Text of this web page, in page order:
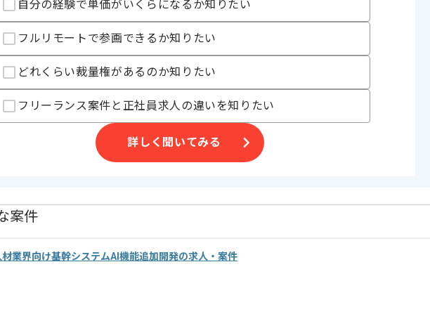
り多岐にわたる事業を
の案件です。
業を見込んでおります。
調整については
せて参画いただけます。
自分の経験で単価がいくらになるか知りたい
フルリモートで参画できるか知りたい
どれくらい裁量権があるのか知りたい
フリーランス案件と正社員求人の違いを知りたい
詳しく聞いてみる
案件
材業界向け基幹システムAI機能追加開発の求人・案件